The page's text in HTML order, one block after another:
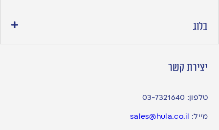
בלוג
יצירת קשר
טלפון: 03-7321640
מייל: sales@hula.co.il